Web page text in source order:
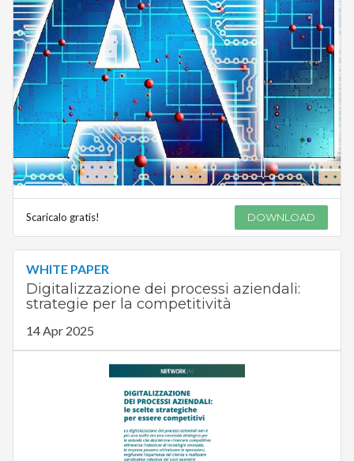
Scaricalo gratis! DOWNLOAD
WHITE PAPER
Digitalizzazione dei processi aziendali:
strategie per la competitività
14 Apr 2025